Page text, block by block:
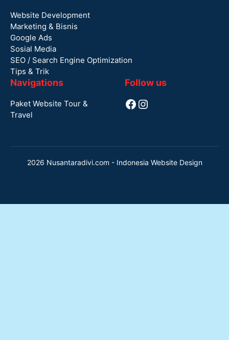
Website Development
Marketing & Bisnis
Google Ads
Sosial Media
SEO / Search Engine Optimization
Tips & Trik
Navigations
Paket Website Tour &
Travel
Follow us
Facebook
Instagram
2026 Nusantaradivi.com - Indonesia Website Design